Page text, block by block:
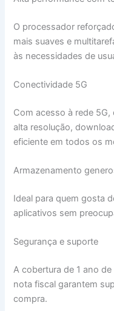
O processador
mais suaves e
às necessidades de
Conectividade 5G
Com acesso à rede
alta resolução,
eficiente em todos os
Armazenamento
Ideal para quem gosta
aplicativos sem
Segurança e suporte
A cobertura de 1 ano
nota fiscal garantem
compra.